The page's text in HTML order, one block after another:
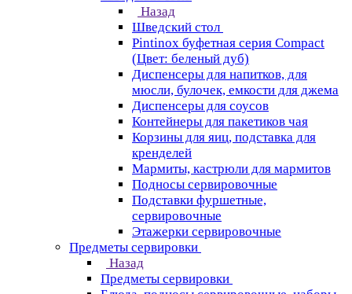
Назад
Шведский стол
Pintinox буфетная серия Compact
(Цвет: беленый дуб)
Диспенсеры для напитков, для
мюсли, булочек, емкости для джема
Диспенсеры для соусов
Контейнеры для пакетиков чая
Корзины для яиц, подставка для
кренделей
Мармиты, кастрюли для мармитов
Подносы сервировочные
Подставки фуршетные,
сервировочные
Этажерки сервировочные
Предметы сервировки
Назад
Предметы сервировки